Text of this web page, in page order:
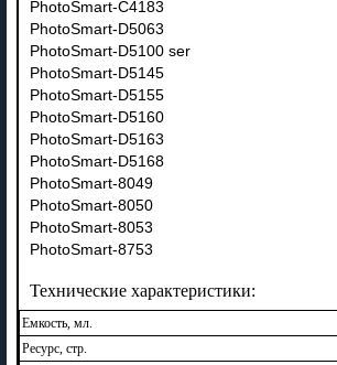
PhotoSmart-C4183
PhotoSmart-D5063
PhotoSmart-D5100 ser
PhotoSmart-D5145
PhotoSmart-D5155
PhotoSmart-D5160
PhotoSmart-D5163
PhotoSmart-D5168
PhotoSmart-8049
PhotoSmart-8050
PhotoSmart-8053
PhotoSmart-8753
Технические характеристики:
Емкость, мл.
Ресурс, стр.